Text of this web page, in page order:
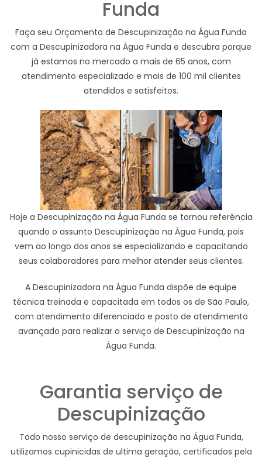
Funda
Faça seu Orçamento de Descupinização na Água Funda
com a Descupinizadora na Água Funda e descubra porque
já estamos no mercado a mais de 65 anos, com
atendimento especializado e mais de 100 mil clientes
atendidos e satisfeitos.
Hoje a Descupinização na Água Funda se tornou referência
quando o assunto Descupinização na Água Funda, pois
vem ao longo dos anos se especializando e capacitando
seus colaboradores para melhor atender seus clientes.
A Descupinizadora na Água Funda dispõe de equipe
técnica treinada e capacitada em todos os de São Paulo,
com atendimento diferenciado e posto de atendimento
avançado para realizar o serviço de Descupinização na
Água Funda.
Garantia serviço de
Descupinização
Todo nosso serviço de descupinização na Água Funda,
utilizamos cupinicidas de ultima geração, certificados pela